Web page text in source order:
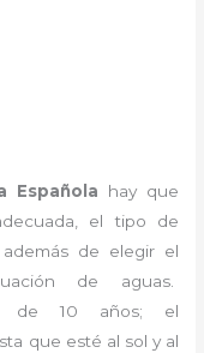
Española
hay que
el tipo de
de elegir el
de aguas.
de 10 años; el
que esté al sol y al